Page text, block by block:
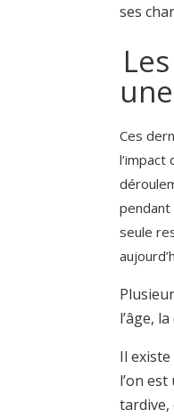
ses
Ces
l’impact
seule
l’âge,
Il
l’on
tardive,